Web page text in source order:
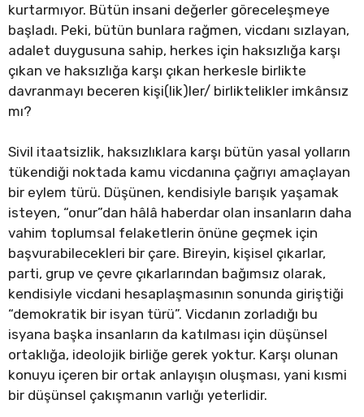
kurtarmıyor. Bütün insani değerler göreceleşmeye
başladı. Peki, bütün bunlara rağmen, vicdanı sızlayan,
adalet duygusuna sahip, herkes için haksızlığa karşı
çıkan ve haksızlığa karşı çıkan herkesle birlikte
davranmayı beceren kişi(lik)ler/ birliktelikler imkânsız
mı?
Sivil itaatsizlik, haksızlıklara karşı bütün yasal yolların
tükendiği noktada kamu vicdanına çağrıyı amaçlayan
bir eylem türü. Düşünen, kendisiyle barışık yaşamak
isteyen, “onur”dan hâlâ haberdar olan insanların daha
vahim toplumsal felaketlerin önüne geçmek için
başvurabilecekleri bir çare. Bireyin, kişisel çıkarlar,
parti, grup ve çevre çıkarlarından bağımsız olarak,
kendisiyle vicdani hesaplaşmasının sonunda giriştiği
“demokratik bir isyan türü”. Vicdanın zorladığı bu
isyana başka insanların da katılması için düşünsel
ortaklığa, ideolojik birliğe gerek yoktur. Karşı olunan
konuyu içeren bir ortak anlayışın oluşması, yani kısmi
bir düşünsel çakışmanın varlığı yeterlidir.